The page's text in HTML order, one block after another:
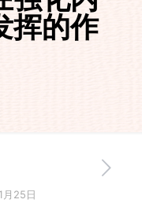
挥的作
月25日